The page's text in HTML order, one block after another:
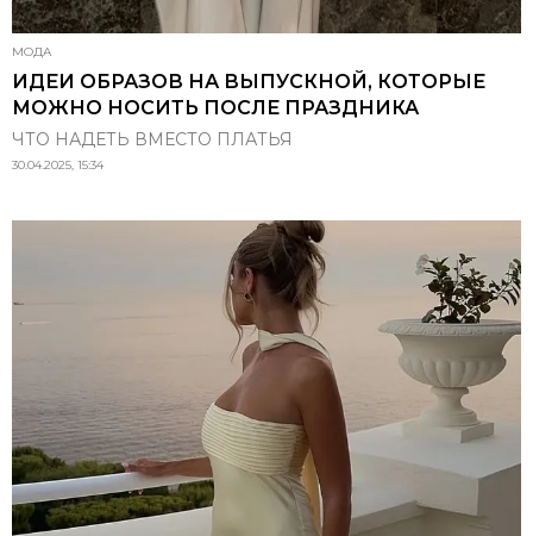
МОДА
ИДЕИ ОБРАЗОВ НА ВЫПУСКНОЙ, КОТОРЫЕ
МОЖНО НОСИТЬ ПОСЛЕ ПРАЗДНИКА
ЧТО НАДЕТЬ ВМЕСТО ПЛАТЬЯ
30.04.2025, 15:34